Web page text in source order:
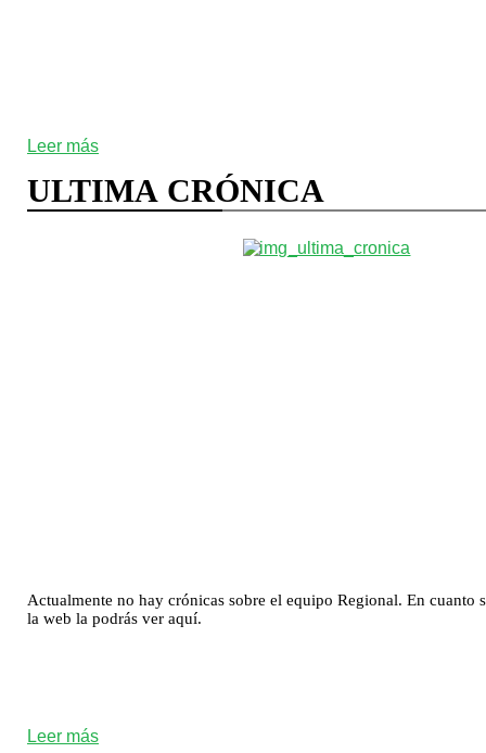
Leer más
Actualmente no hay crónicas sobre el equipo Regional. En cuanto
la web la podrás ver aquí.
Leer más